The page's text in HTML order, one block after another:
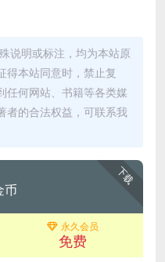
说明或标注，均为本站原
得本站同意时，禁止复
任何网站、书籍等各类媒
者的合法权益，可联系我
下载
币
永久会员
免费